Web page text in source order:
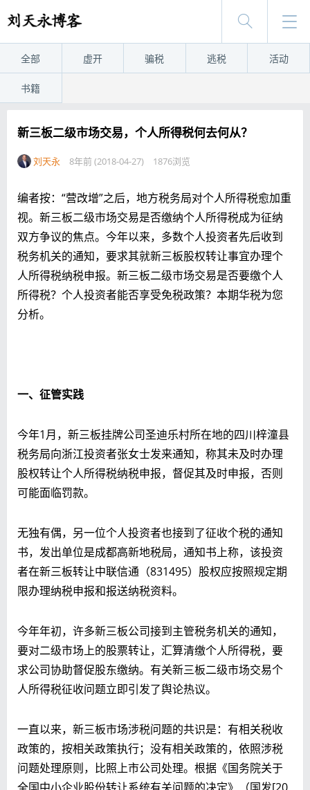
全部 虚开 骗税 逃税 活动
书籍
新三板二级市场交易，个人所得税何去何从？
刘天永 8年前 (2018-04-27) 1876浏览
编者按：“营改增”之后，地方税务局对个人所得税愈加重
视。新三板二级市场交易是否缴纳个人所得税成为征纳
双方争议的焦点。今年以来，多数个人投资者先后收到
税务机关的通知，要求其就新三板股权转让事宜办理个
人所得税纳税申报。新三板二级市场交易是否要缴个人
所得税？个人投资者能否享受免税政策？本期华税为您
分析。
一、征管实践
今年1月，新三板挂牌公司圣迪乐村所在地的四川梓潼县
税务局向浙江投资者张女士发来通知，称其未及时办理
股权转让个人所得税纳税申报，督促其及时申报，否则
可能面临罚款。
无独有偶，另一位个人投资者也接到了征收个税的通知
书，发出单位是成都高新地税局，通知书上称，该投资
者在新三板转让中联信通（831495）股权应按照规定期
限办理纳税申报和报送纳税资料。
今年年初，许多新三板公司接到主管税务机关的通知，
要对二级市场上的股票转让，汇算清缴个人所得税，要
求公司协助督促股东缴纳。有关新三板二级市场交易个
人所得税征收问题立即引发了舆论热议。
一直以来，新三板市场涉税问题的共识是：有相关税收
政策的，按相关政策执行；没有相关政策的，依照涉税
问题处理原则，比照上市公司处理。根据《国务院关于
全国中小企业股份转让系统有关问题的决定》（国发[20